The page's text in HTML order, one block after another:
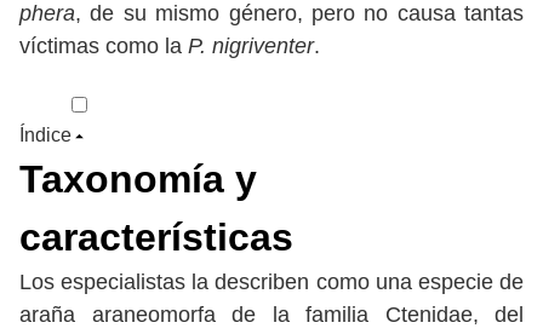
phera, de su mismo género, pero no causa tantas
víctimas como la P. nigriventer.
Índice
Taxonomía y
características
Los especialistas la describen como una especie de
araña araneomorfa de la familia Ctenidae, del